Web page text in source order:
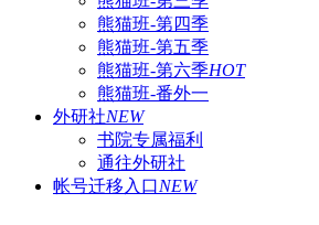
熊猫班-第四季
熊猫班-第五季
熊猫班-第六季HOT
熊猫班-番外一
外研社NEW
书院专属福利
通往外研社
帐号迁移入口NEW